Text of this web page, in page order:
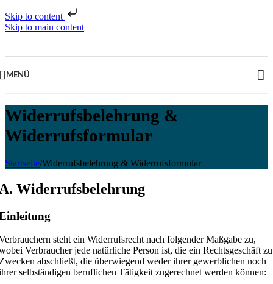
Skip to content
Skip to main content
MENÜ
Widerrufsbelehrung &
Widerrufsformular
Startseite/Widerrufsbelehrung & Widerrufsformular
Widerrufsbelehrung
steht ein Widerrufsrecht nach folgender Maßgabe zu,
Verbraucher jede natürliche Person ist, die ein Rechtsgeschäft zu
abschließt, die überwiegend weder ihrer gewerblichen noch
selbständigen beruflichen Tätigkeit zugerechnet werden können: